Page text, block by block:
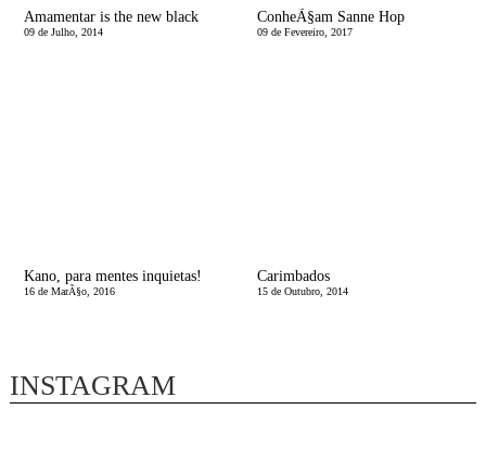
Amamentar is the new black
09 de Julho, 2014
ConheÃ§am Sanne Hop
09 de Fevereiro, 2017
Kano, para mentes inquietas!
16 de MarÃ§o, 2016
Carimbados
15 de Outubro, 2014
INSTAGRAM